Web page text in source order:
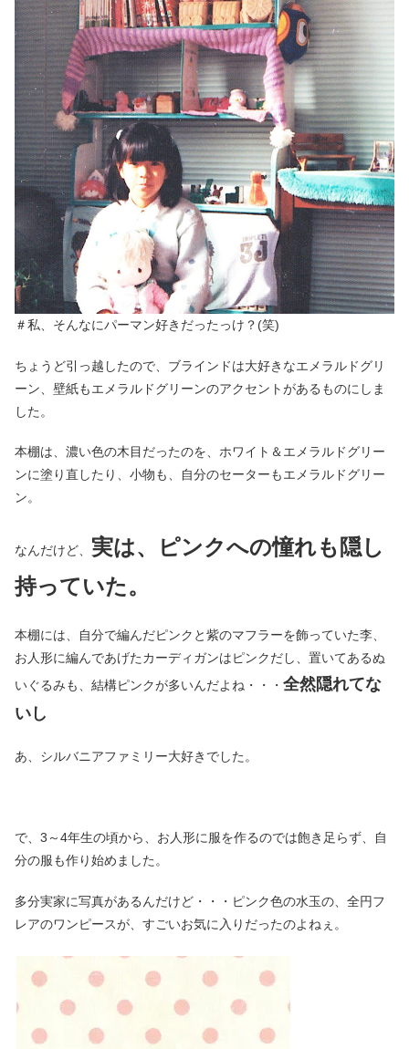
＃私、そんなにパーマン好きだったっけ？(笑)
ちょうど引っ越したので、ブラインドは大好きなエメラルドグリ
ーン、壁紙もエメラルドグリーンのアクセントがあるものにしま
した。
本棚は、濃い色の木目だったのを、ホワイト＆エメラルドグリー
ンに塗り直したり、小物も、自分のセーターもエメラルドグリー
ン。
なんだけど、 実は、ピンクへの憧れも隠し
持っていた。
本棚には、自分で編んだピンクと紫のマフラーを飾っていた李、
お人形に編んであげたカーディガンはピンクだし、置いてあるぬ
いぐるみも、結構ピンクが多いんだよね・・・ 全然隠れてな
いし
あ、シルバニアファミリー大好きでした。
で、3～4年生の頃から、お人形に服を作るのでは飽き足らず、自
分の服も作り始めました。
多分実家に写真があるんだけど・・・ピンク色の水玉の、全円フ
レアのワンピースが、すごいお気に入りだったのよねぇ。